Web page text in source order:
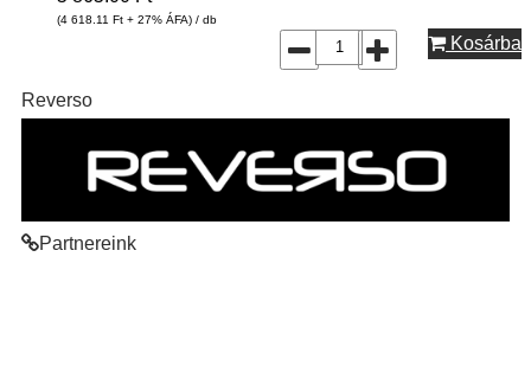
(4 618.11 Ft + 27% ÁFA) / db
Kosárba
Reverso
Partnereink